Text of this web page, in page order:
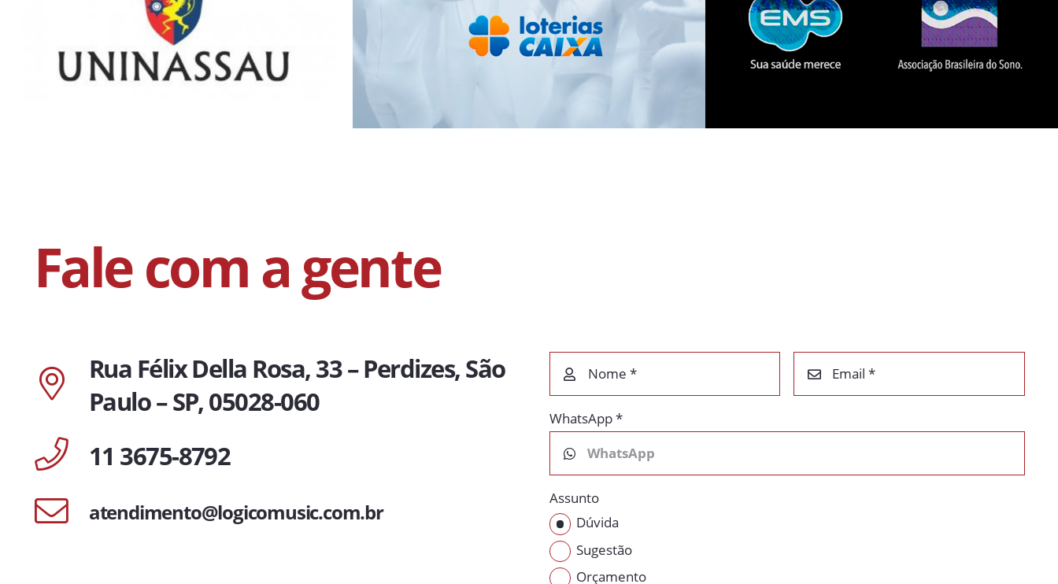
Fale com a gente
Rua Félix Della Rosa, 33 – Perdizes, São
Paulo – SP, 05028-060
11 3675-8792
atendimento@logicomusic.com.br
Nome * Email *
WhatsApp *
Assunto
Dúvida
Sugestão
Orçamento